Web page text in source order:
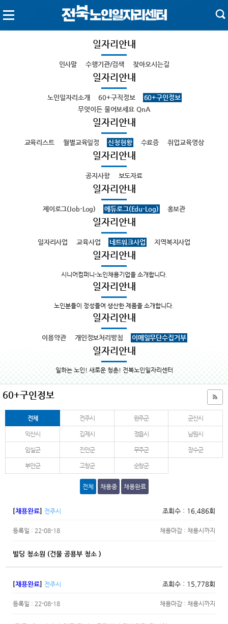
일자리안내
인사말 수행기관/검색 찾아오시는길
일자리안내
노인일자리소개 60+구직정보
60+구인정보
무엇이든 물어보세요 QnA
일자리안내
교육리스트 월별교육일정 신청현황 수료증 취업교육영상
일자리안내
공지사항 보도자료
일자리안내
제이로그(Job-Log) 에듀로그(Edu-Log) 홍보관
일자리안내
일자리사업 교육사업 네트워크사업 지역복지사업
일자리안내
시니어컴퍼니-노인채용기업을 소개합니다.
일자리안내
노인분들이 정성들여 생산한 제품을 소개합니다.
일자리안내
이용약관 개인정보처리방침 이메일무단수집거부
일자리안내
일하는 노인! 새로운 청춘! 전북노인일자리센터
60+구인정보
전체 전주시 완주군 군산시
익산시 김제시 정읍시 남원시
임실군 진안군 무주군 장수군
부안군 고창군 순창군
전체 채용중 채용완료
[채용완료] 전주시 조회수 : 16,486회
등록일 : 22-08-18 채용마감 : 채용시까지
빌딩 청소원 (건물 공용부 청소 )
[채용완료] 전주시 조회수 : 15,778회
등록일 : 22-08-18 채용마감 : 채용시까지